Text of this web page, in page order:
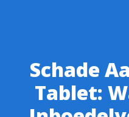
Schade
Tablet: